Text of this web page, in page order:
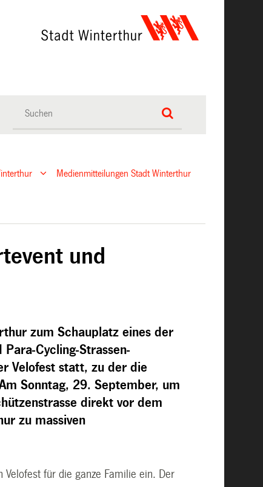
Medienmitteilungen Stadt Winterthur
und
zum Schauplatz eines der
Cycling-Strassen-
Velofest statt, zu der die
Sonntag, 29. September, um
direkt vor dem
zu massiven
für die ganze Familie ein. Der